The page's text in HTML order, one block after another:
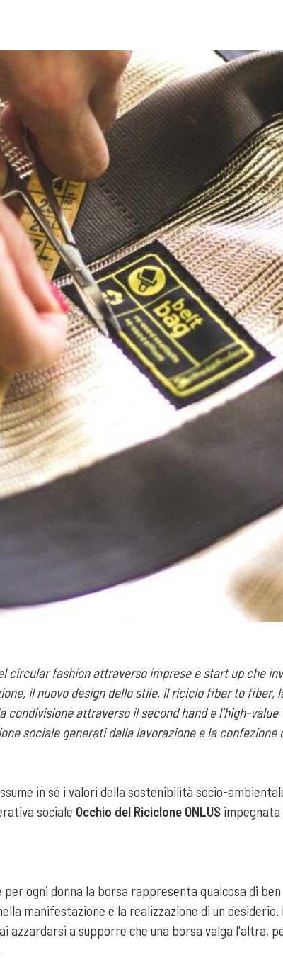
circular fashion attraverso imprese e start up che
il nuovo design dello stile, il riciclo fiber to
attraverso il second hand e l’high-
sociale generati dalla lavorazione e la confezione
in sé i valori della sostenibilità socio-
sociale Occhio del Riciclone ONLUS impegnata
ogni donna la borsa rappresenta qualcosa di
manifestazione e la realizzazione di un
azzardarsi a supporre che una borsa valga l'altra,